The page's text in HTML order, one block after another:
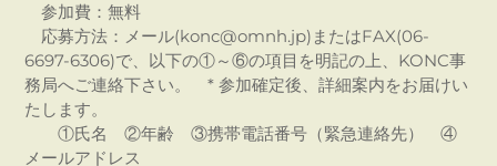
参加費：無料
応募方法：メール(konc@omnh.jp)またはFAX(06-
6697-6306)で、以下の①～⑥の項目を明記の上、KONC事
務局へご連絡下さい。 * 参加確定後、詳細案内をお届けい
たします。
①氏名 ②年齢 ③携帯電話番号（緊急連絡先） ④
メールアドレス